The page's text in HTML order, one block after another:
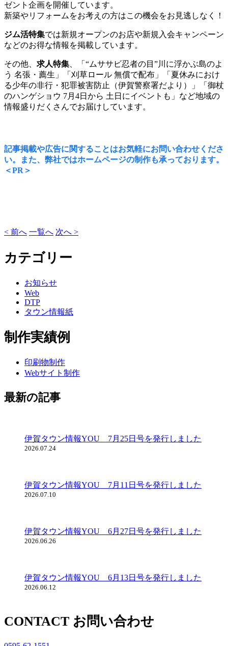
ゼント企画を開催しています。
新築やリフォームをお考えの方はこの機会をお見逃しなく！
ジム活特集では新規オープンのお店や新規入会キャンペーン
などのお得な情報を掲載しています。
その他、 求人特集 、「“ムササビ忍者の目”川に浮かぶ島のよ
う 名張・薦生」「刈草ロール 無償で配布」「夏休みにおけ
る少年の非行・犯罪被害防止（伊賀警察署だより）」「御杖
のハンゲショウ 7月4日から 土日にイベントも」など地域の
情報盛りだくさんでお届けしています。
記事掲載や広告に関することはお気軽にお問い合わせくださ
い。また、弊社ではホームページの制作も承っております。
＜PR＞
< 前へ 一覧へ 次へ >
カテゴリー
お知らせ
Web
DTP
タウン情報紙
制作実績例
印刷物制作
Webサイト制作
最新の記事
伊賀タウン情報YOU 7月25日号を発行しました
2026.07.24
伊賀タウン情報YOU 7月11日号を発行しました
2026.07.10
伊賀タウン情報YOU 6月27日号を発行しました
2026.06.26
伊賀タウン情報YOU 6月13日号を発行しました
2026.06.12
CONTACT お問い合わせ